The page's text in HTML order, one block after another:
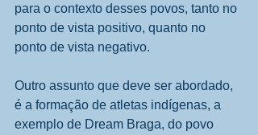
para o contexto desses povos, tanto no
ponto de vista positivo, quanto no
ponto de vista negativo.
Outro assunto que deve ser abordado,
é a formação de atletas indígenas, a
exemplo de Dream Braga, do povo